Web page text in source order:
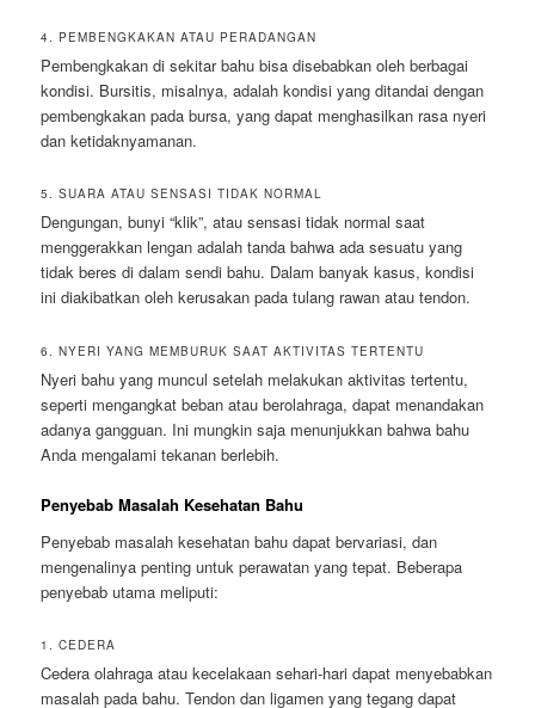
4. PEMBENGKAKAN ATAU PERADANGAN
Pembengkakan di sekitar bahu bisa disebabkan oleh berbagai
kondisi. Bursitis, misalnya, adalah kondisi yang ditandai dengan
pembengkakan pada bursa, yang dapat menghasilkan rasa nyeri
dan ketidaknyamanan.
5. SUARA ATAU SENSASI TIDAK NORMAL
Dengungan, bunyi “klik”, atau sensasi tidak normal saat
menggerakkan lengan adalah tanda bahwa ada sesuatu yang
tidak beres di dalam sendi bahu. Dalam banyak kasus, kondisi
ini diakibatkan oleh kerusakan pada tulang rawan atau tendon.
6. NYERI YANG MEMBURUK SAAT AKTIVITAS TERTENTU
Nyeri bahu yang muncul setelah melakukan aktivitas tertentu,
seperti mengangkat beban atau berolahraga, dapat menandakan
adanya gangguan. Ini mungkin saja menunjukkan bahwa bahu
Anda mengalami tekanan berlebih.
Penyebab Masalah Kesehatan Bahu
Penyebab masalah kesehatan bahu dapat bervariasi, dan
mengenalinya penting untuk perawatan yang tepat. Beberapa
penyebab utama meliputi:
1. CEDERA
Cedera olahraga atau kecelakaan sehari-hari dapat menyebabkan
masalah pada bahu. Tendon dan ligamen yang tegang dapat